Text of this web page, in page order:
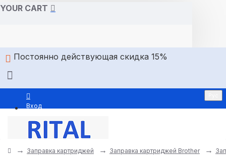
YOUR CART
Постоянно действующая скидка 15%
Вход
Регистрация
Заправка картриджей Заправка картриджей Brother